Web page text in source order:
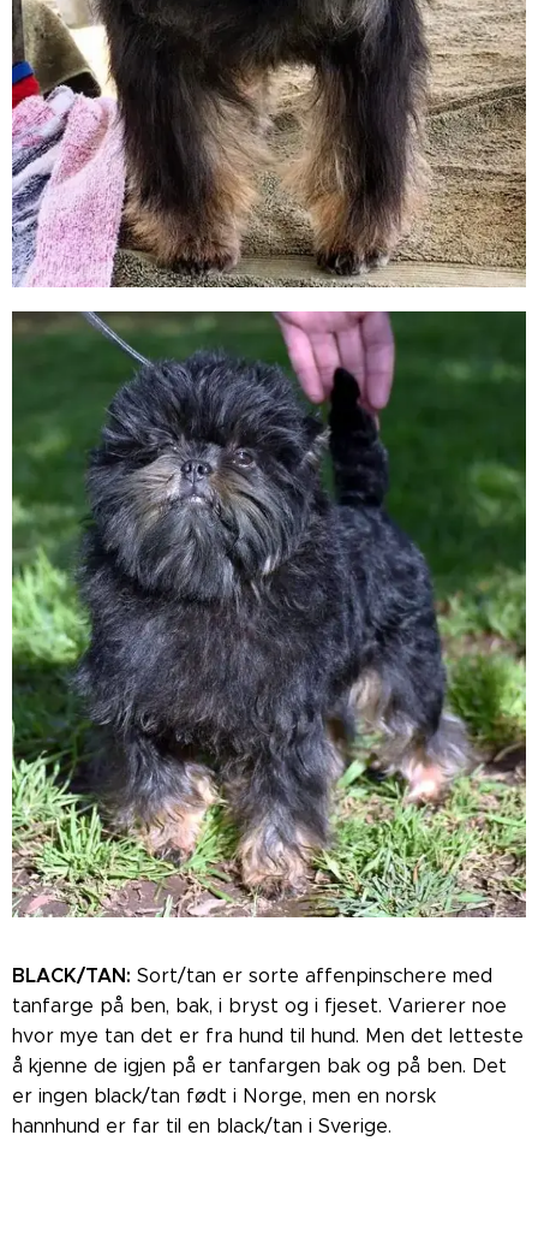
BLACK/TAN: Sort/tan er sorte affenpinschere med
tanfarge på ben, bak, i bryst og i fjeset. Varierer noe
hvor mye tan det er fra hund til hund. Men det letteste
å kjenne de igjen på er tanfargen bak og på ben. Det
er ingen black/tan født i Norge, men en norsk
hannhund er far til en black/tan i Sverige.